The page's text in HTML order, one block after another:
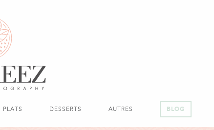
PLATS DESSERTS AUTRES BLOG